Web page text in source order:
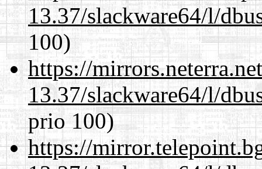
13.37/slackware64/l/
100)
https://
13.37/slackware64/l/
prio 100)
https://